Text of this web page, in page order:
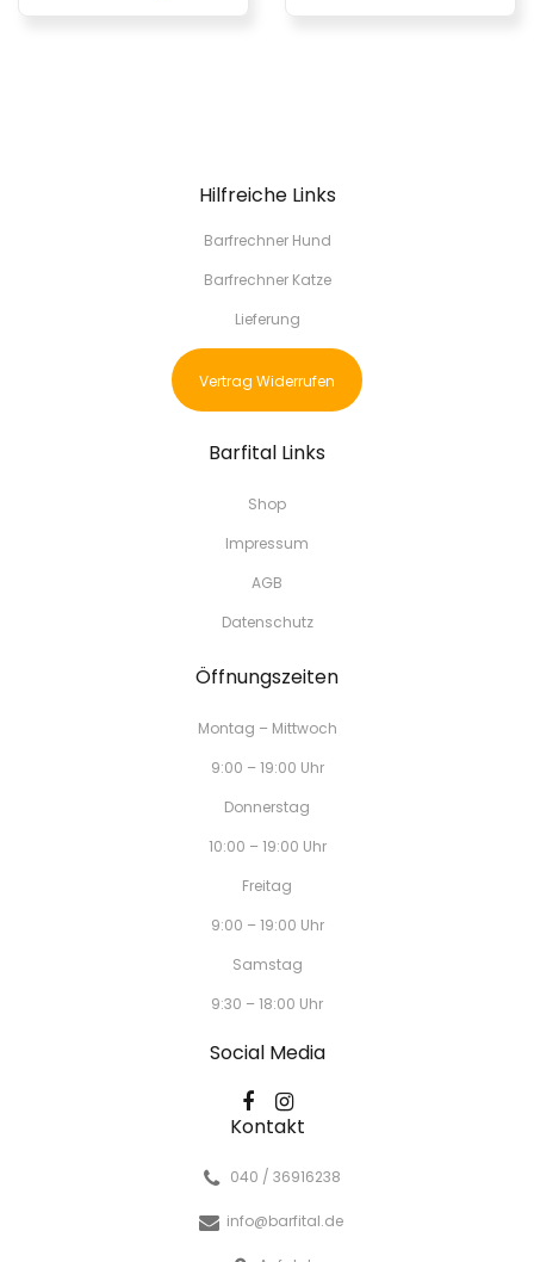
Hilfreiche Links
Barfrechner Hund
Barfrechner Katze
Lieferung
Vertrag Widerrufen
Barfital Links
Shop
Impressum
AGB
Datenschutz
Öffnungszeiten
Montag – Mittwoch
9:00 – 19:00 Uhr
Donnerstag
10:00 – 19:00 Uhr
Freitag
9:00 – 19:00 Uhr
Samstag
9:30 – 18:00 Uhr
Social Media
Kontakt
040 / 36916238
info@barfital.de